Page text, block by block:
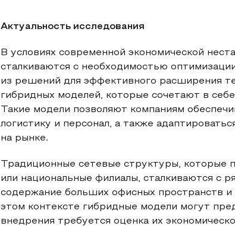
Актуальность исследования
В условиях современной экономической
сталкиваются с необходимостью
из решений для эффективного расширения
гибридных моделей, которые сочетают в
Такие модели позволяют компаниям
логистику и персонал, а также
на рынке.
Традиционные сетевые структуры, которые
или национальные филиалы, сталкиваются с
содержание больших офисных пространств
этом контексте гибридные модели могут
внедрения требуется оценка их